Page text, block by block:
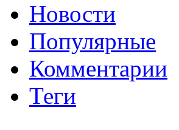
Новости
Популярные
Комментарии
Теги